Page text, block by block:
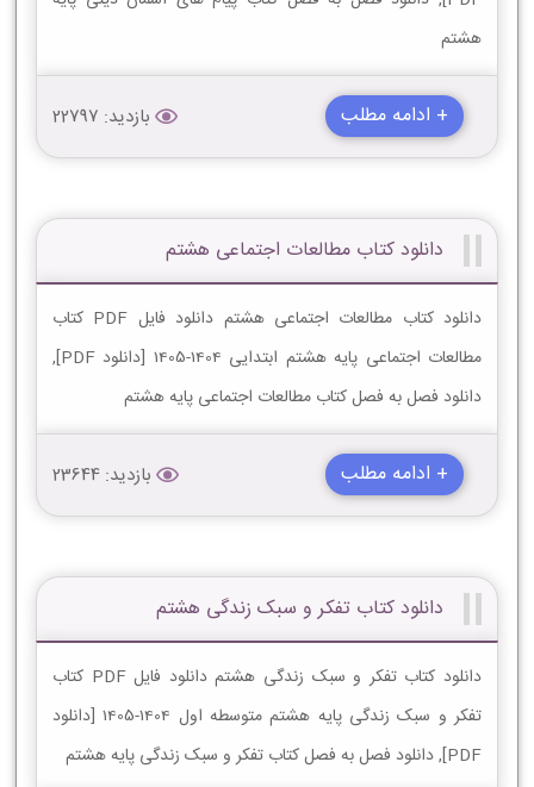
هشتم
+ ادامه مطلب بازدید: 22797
دانلود کتاب مطالعات اجتماعی هشتم
دانلود کتاب مطالعات اجتماعی هشتم دانلود فایل PDF کتاب
مطالعات اجتماعی پایه هشتم ابتدایی 1404-1405 [دانلود PDF],
دانلود فصل به فصل کتاب مطالعات اجتماعی پایه هشتم
+ ادامه مطلب بازدید: 23644
دانلود کتاب تفکر و سبک زندگی هشتم
دانلود کتاب تفکر و سبک زندگی هشتم دانلود فایل PDF کتاب
تفکر و سبک زندگی پایه هشتم متوسطه اول 1404-1405 [دانلود
PDF], دانلود فصل به فصل کتاب تفکر و سبک زندگی پایه هشتم